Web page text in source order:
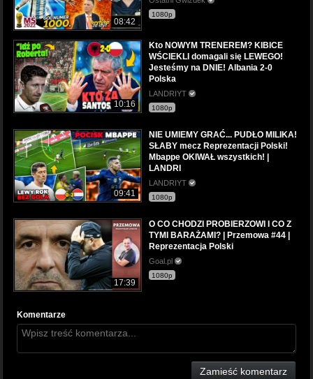
08:42
1080p
10:16
Kto NOWYM TRENEREM? KIBICE
WŚCIEKLI domagali się LEWEGO!
Jesteśmy na DNIE! Albania 2-0
Polska
LANDRIYT
1080p
09:41
NIE UMIEMY GRAĆ... PUDŁO MILIKA!
SŁABY mecz Reprezentacji Polski!
Mbappe OKIWAŁ wszystkich! |
LANDRI
LANDRIYT
1080p
17:39
O CO CHODZI PROBIERZOWI I CO Z
TYMI BARAŻAMI? | Przemowa #44 |
Reprezentacja Polski
Goal.pl
1080p
Komentarze
Zamieść komentarz